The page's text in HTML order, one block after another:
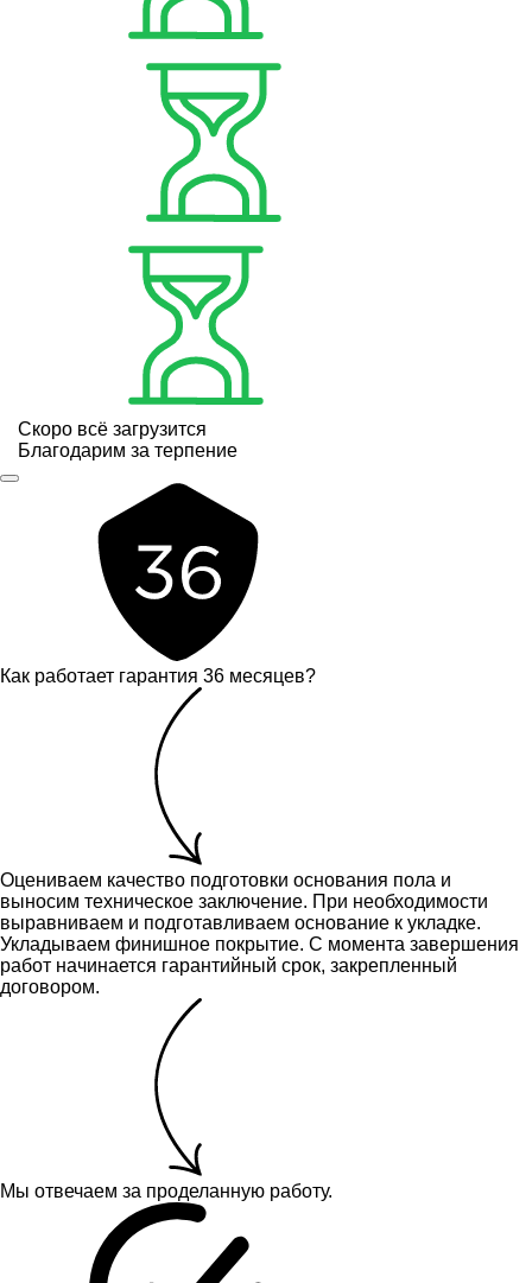
Скоро всё загрузится
Благодарим за терпение
Как работает гарантия 36 месяцев?
Оцениваем качество подготовки основания пола и
выносим техническое заключение. При необходимости
выравниваем и подготавливаем основание к укладке.
Укладываем финишное покрытие. С момента завершения
работ начинается гарантийный срок, закрепленный
договором.
Мы отвечаем за проделанную работу.